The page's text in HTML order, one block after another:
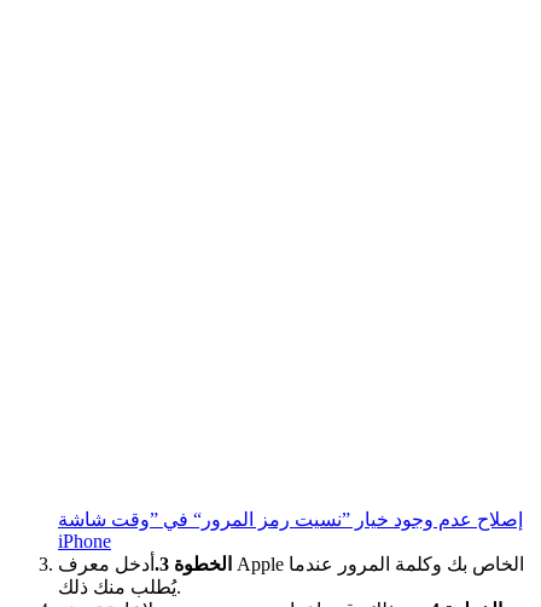
إصلاح عدم وجود خيار ”نسيت رمز المرور“ في ”وقت شاشة
iPhone
الخطوة 3.
أدخل معرف Apple الخاص بك وكلمة المرور عندما
يُطلب منك ذلك.